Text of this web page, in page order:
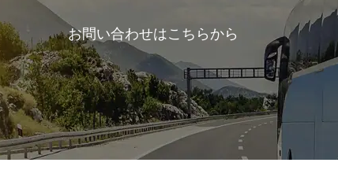
お問い合わせはこちらから